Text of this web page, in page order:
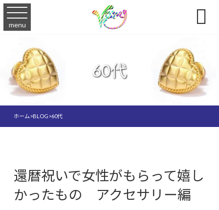
menu 
60代
ホーム>BLOG>60代
還暦祝いで女性がもらって嬉し
かったもの アクセサリー編